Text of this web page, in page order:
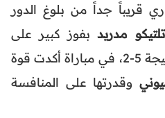
قريباً جداً من بلوغ الدور
مدريدبفوز كبير على
بنتيجة 5-2، في مباراة أكدت قوة
وقدرتها على المنافسة